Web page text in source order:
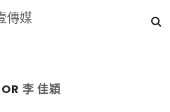
李 佳穎